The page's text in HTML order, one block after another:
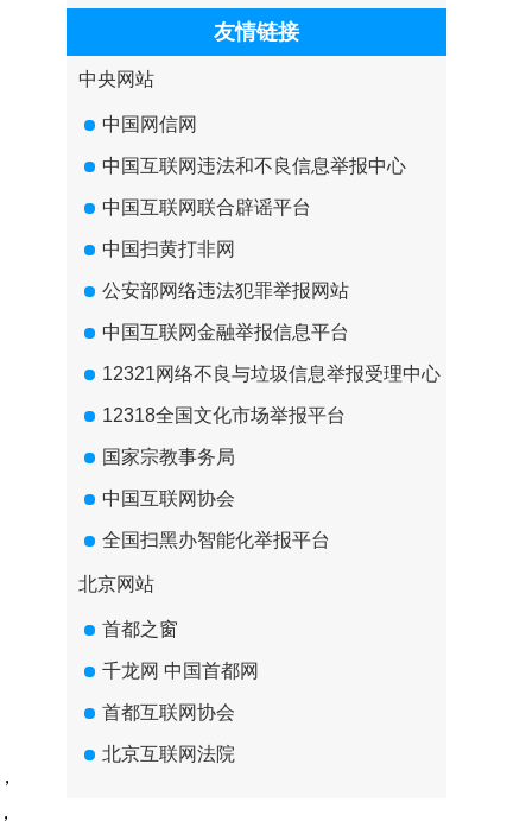
友情链接
中央网站
中国网信网
中国互联网违法和不良信息举报中心
中国互联网联合辟谣平台
中国扫黄打非网
公安部网络违法犯罪举报网站
中国互联网金融举报信息平台
12321网络不良与垃圾信息举报受理中心
12318全国文化市场举报平台
国家宗教事务局
中国互联网协会
全国扫黑办智能化举报平台
北京网站
首都之窗
千龙网 中国首都网
首都互联网协会
北京互联网法院